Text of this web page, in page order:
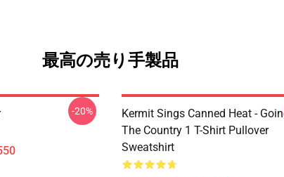
最高の売り手製品
-20%
Kermit Sings Canned Heat -
The Country 1 T-Shirt Pullover
Sweatshirt